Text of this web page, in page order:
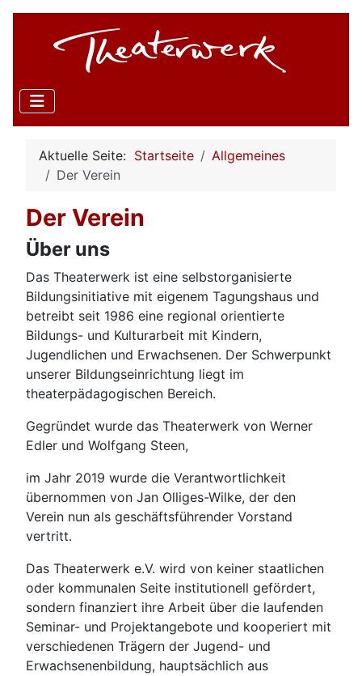
Aktuelle Seite: Startseite
Allgemeines
Der Verein
Der Verein
Über uns
Das Theaterwerk ist eine selbstorganisierte
Bildungsinitiative mit eigenem Tagungshaus und
betreibt seit 1986 eine regional orientierte
Bildungs- und Kulturarbeit mit Kindern,
Jugendlichen und Erwachsenen. Der Schwerpunkt
unserer Bildungseinrichtung liegt im
theaterpädagogischen Bereich.
Gegründet wurde das Theaterwerk von Werner
Edler und Wolfgang Steen,
im Jahr 2019 wurde die Verantwortlichkeit
übernommen von Jan Olliges-Wilke, der den
Verein nun als geschäftsführender Vorstand
vertritt.
Das Theaterwerk e.V. wird von keiner staatlichen
oder kommunalen Seite institutionell gefördert,
sondern finanziert ihre Arbeit über die laufenden
Seminar- und Projektangebote und kooperiert mit
verschiedenen Trägern der Jugend- und
Erwachsenenbildung, hauptsächlich aus